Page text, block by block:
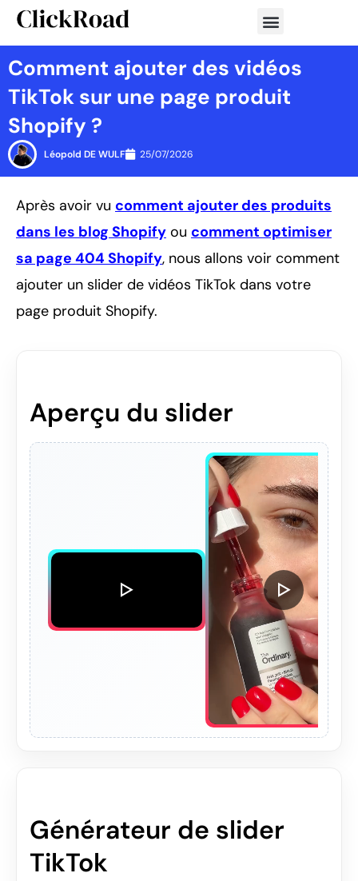
Aller
contenu
Comment ajouter des vidéos
TikTok sur une page produit
Shopify ?
Léopold DE WULF 25/07/2026
Après avoir vu comment ajouter des produits
dans les blog Shopify ou comment optimiser
sa page 404 Shopify, nous allons voir comment
ajouter un slider de vidéos TikTok dans votre
page produit Shopify.
Aperçu du slider
▷ ▷
Générateur de slider
TikTok